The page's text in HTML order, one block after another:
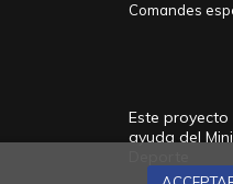
Comandes
Este
ayuda del